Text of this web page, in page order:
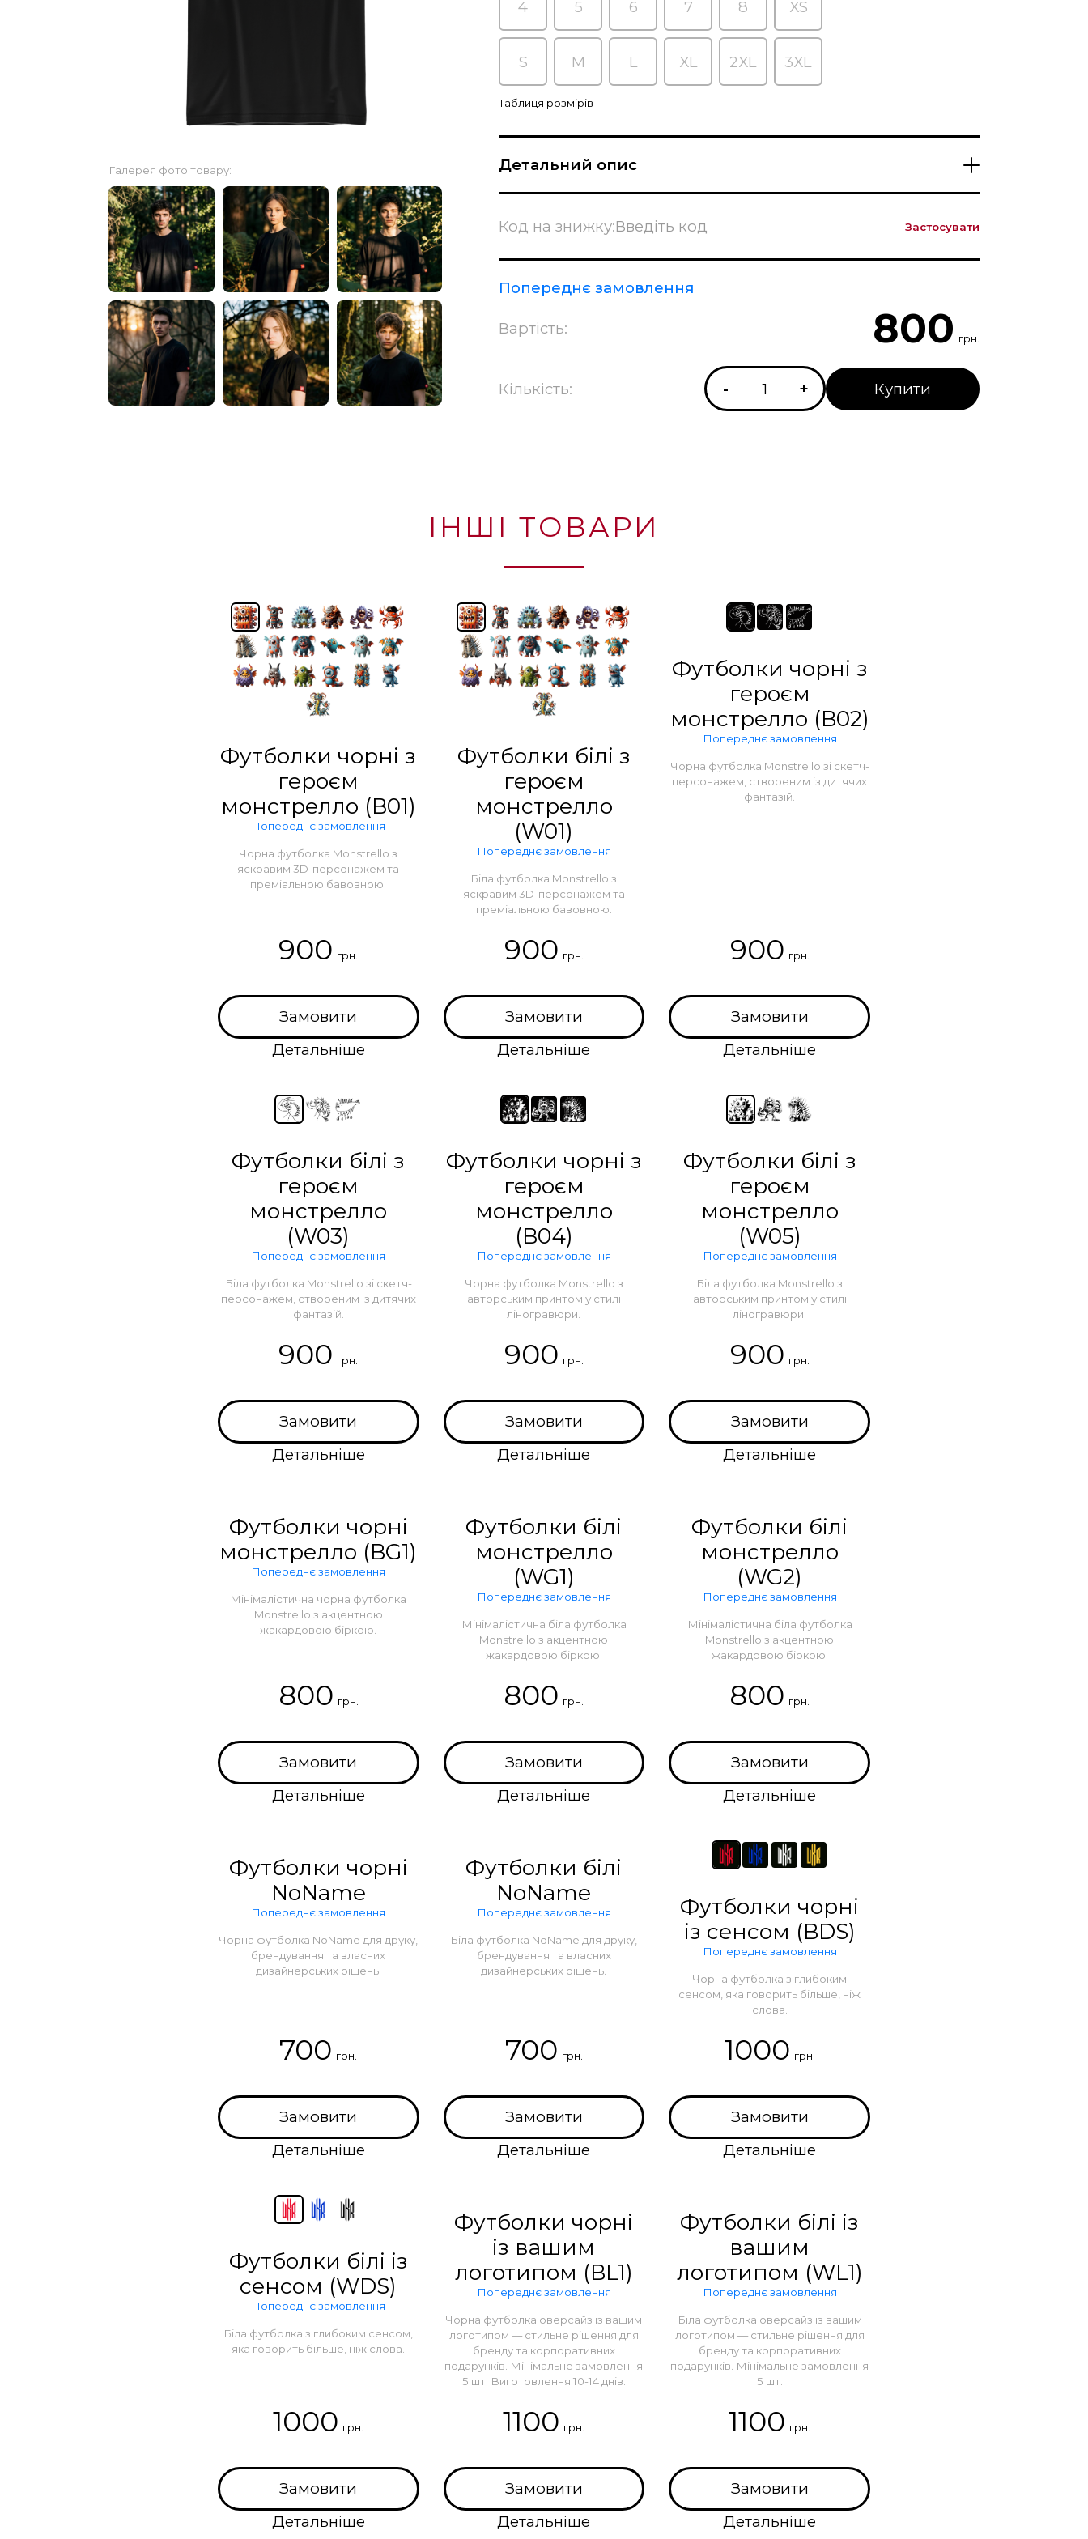
Галерея фото товару:
4 5 6 7 8 XS
S M L XL 2XL 3XL
Таблиця розмірів
Детальний опис
Код на знижку: Застосувати
Попереднє замовлення
Вартість: 800 грн.
Кількість: - + Купити
ІНШІ ТОВАРИ
Футболки чорні з
героєм
монстрелло (B01)
Попереднє замовлення
Чорна футболка Monstrello з
яскравим 3D-персонажем та
преміальною бавовною.
900 грн.
Замовити
Детальніше
Футболки білі з
героєм
монстрелло
(W01)
Попереднє замовлення
Біла футболка Monstrello з
яскравим 3D-персонажем та
преміальною бавовною.
900 грн.
Замовити
Детальніше
Футболки чорні з
героєм
монстрелло (B02)
Попереднє замовлення
Чорна футболка Monstrello зі скетч-
персонажем, створеним із дитячих
фантазій.
900 грн.
Замовити
Детальніше
Футболки білі з
героєм
монстрелло
(W03)
Попереднє замовлення
Біла футболка Monstrello зі скетч-
персонажем, створеним із дитячих
фантазій.
900 грн.
Замовити
Детальніше
Футболки чорні з
героєм
монстрелло
(B04)
Попереднє замовлення
Чорна футболка Monstrello з
авторським принтом у стилі
ліногравюри.
900 грн.
Замовити
Детальніше
Футболки білі з
героєм
монстрелло
(W05)
Попереднє замовлення
Біла футболка Monstrello з
авторським принтом у стилі
ліногравюри.
900 грн.
Замовити
Детальніше
Футболки чорні
монстрелло (BG1)
Попереднє замовлення
Мінімалістична чорна футболка
Monstrello з акцентною
жакардовою біркою.
800 грн.
Замовити
Детальніше
Футболки білі
монстрелло
(WG1)
Попереднє замовлення
Мінімалістична біла футболка
Monstrello з акцентною
жакардовою біркою.
800 грн.
Замовити
Детальніше
Футболки білі
монстрелло
(WG2)
Попереднє замовлення
Мінімалістична біла футболка
Monstrello з акцентною
жакардовою біркою.
800 грн.
Замовити
Детальніше
Футболки чорні
NoName
Попереднє замовлення
Чорна футболка NoName для друку,
брендування та власних
дизайнерських рішень.
700 грн.
Замовити
Детальніше
Футболки білі
NoName
Попереднє замовлення
Біла футболка NoName для друку,
брендування та власних
дизайнерських рішень.
700 грн.
Замовити
Детальніше
Футболки чорні
із сенсом (BDS)
Попереднє замовлення
Чорна футболка з глибоким
сенсом, яка говорить більше, ніж
слова.
1000 грн.
Замовити
Детальніше
Футболки білі із
сенсом (WDS)
Попереднє замовлення
Біла футболка з глибоким сенсом,
яка говорить більше, ніж слова.
1000 грн.
Замовити
Детальніше
Футболки чорні
із вашим
логотипом (BL1)
Попереднє замовлення
Чорна футболка оверсайз із вашим
логотипом — стильне рішення для
бренду та корпоративних
подарунків. Мінімальне замовлення
5 шт. Виготовлення 10-14 днів.
1100 грн.
Замовити
Детальніше
Футболки білі із
вашим
логотипом (WL1)
Попереднє замовлення
Біла футболка оверсайз із вашим
логотипом — стильне рішення для
бренду та корпоративних
подарунків. Мінімальне замовлення
5 шт.
1100 грн.
Замовити
Детальніше